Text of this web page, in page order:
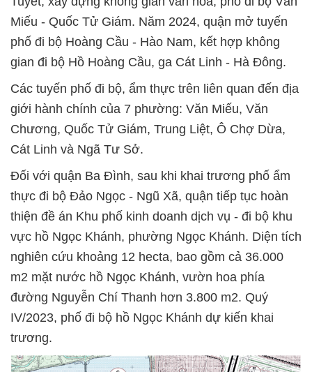
Miếu - Quốc Tử Giám. Năm 2024, quận mở tuyến
phố đi bộ Hoàng Cầu - Hào Nam, kết hợp không
gian đi bộ Hồ Hoàng Cầu, ga Cát Linh - Hà Đông.
Các tuyến phố đi bộ, ẩm thực trên liên quan đến địa
giới hành chính của 7 phường: Văn Miếu, Văn
Chương, Quốc Tử Giám, Trung Liệt, Ô Chợ Dừa,
Cát Linh và Ngã Tư Sở.
Đối với quận Ba Đình, sau khi khai trương phố ẩm
thực đi bộ Đảo Ngọc - Ngũ Xã, quận tiếp tục hoàn
thiện đề án Khu phố kinh doanh dịch vụ - đi bộ khu
vực hồ Ngọc Khánh, phường Ngọc Khánh. Diện tích
nghiên cứu khoảng 12 hecta, bao gồm cả 36.000
m2 mặt nước hồ Ngọc Khánh, vườn hoa phía
đường Nguyễn Chí Thanh hơn 3.800 m2. Quý
IV/2023, phố đi bộ hồ Ngọc Khánh dự kiến khai
trương.